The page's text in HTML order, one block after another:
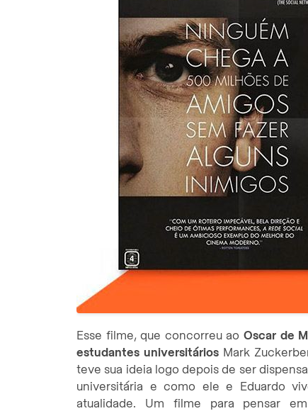
Esse filme, que concorreu ao Oscar de
estudantes universitários Mark
teve sua ideia logo depois de ser
universitária e como ele e Eduardo
atualidade. Um filme para pensar